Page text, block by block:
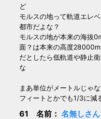
ど
モルスの地って軌道エレ
都市だよな？
モルスの地が本来の海抜
面？は本来の高度
だとしたら低軌道や静止
な
まあ単位がメートルじゃ
フィートとかでも1/3に減
61 名前： 名無しさ